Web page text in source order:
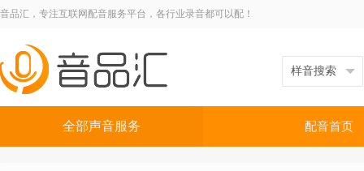
音品汇，专注互联网配音服务平台，各行业录音都可以配！
全部声音服务 配音首页